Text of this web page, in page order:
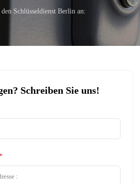
Schlüsseldienst Berlin an:
Schreiben Sie uns!